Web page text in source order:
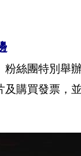
團特別舉辦
購買發票，